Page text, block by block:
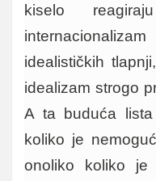
kiselo
idealističkih
idealizam strogo
A ta buduća
koliko je
onoliko koliko je